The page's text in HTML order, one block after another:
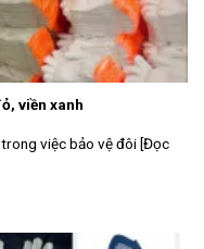
viền xanh
việc bảo vệ đôi [Đọc